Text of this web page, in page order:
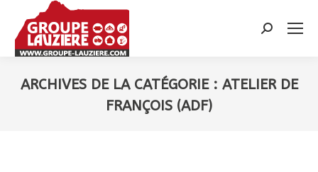
Recherche
ARCHIVES DE LA CATÉGORIE : ATELIER DE
FRANÇOIS (ADF)